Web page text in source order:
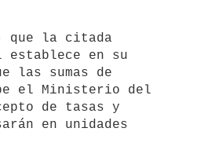
en su
las sumas de
el Ministerio del
de tasas y
en unidades